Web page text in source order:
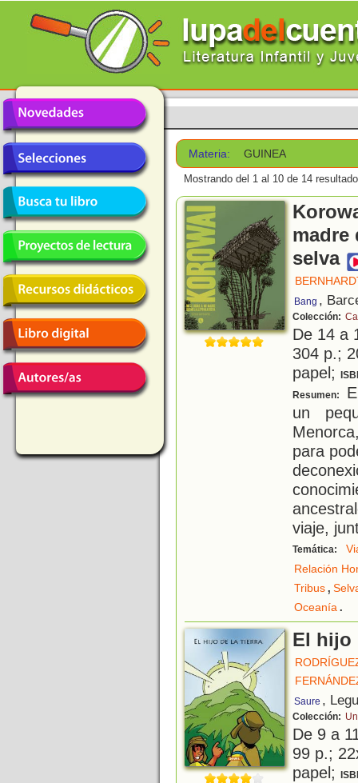
Materia: GUINEA
Mostrando del 1 al 10 de 14
madre
selva
Bang ,
Colección:
De 14 a
304 p.;
papel;
Resumen:
un
para
viaje,
Temática:
Relación
Tribus,
Oceanía.
El hijo
Saure ,
Colección:
De 9 a
99 p.;
papel;